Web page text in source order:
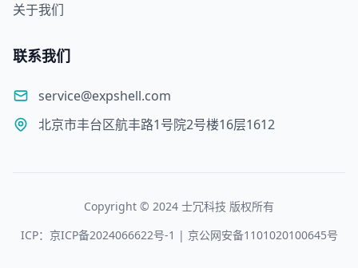
关于我们
联系我们
service@expshell.com
北京市丰台区航丰路1号院2号楼16层1612
Copyright © 2024 士冗科技 版权所有
ICP：京ICP备2024066622号-1 | 京公网安备1101020100645号